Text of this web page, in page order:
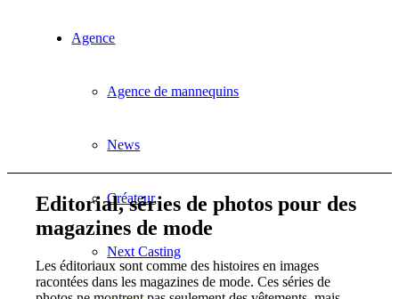
Agence
Agence de mannequins
News
Créateur
Next Casting
Editorial, séries de photos pour des
magazines de mode
Les éditoriaux sont comme des histoires en images
racontées dans les magazines de mode. Ces séries de